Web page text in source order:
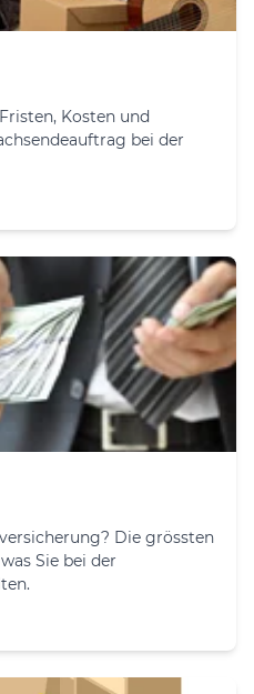
Kosten und
bei der
Die grössten
Sie bei der